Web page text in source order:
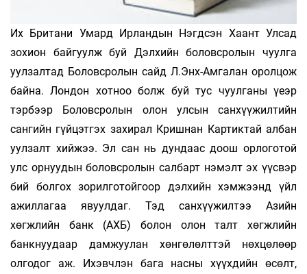
Их Британи Умард Ирландын Нэгдсэн Хаант Улсад
зохион байгуулж буй Дэл­хийн боловсролын чуулга
уулзалтад Бол­овсролын сайд Л.Энх-Амгалан оролцож
байна. Лондон хотноо болж буй тус чуулганы үеэр
тэрбээр Боловсролын олон улсын санхүүжилтийн
сангийн гүйцэтгэх захирал Кришнан Картиктай албан
уулзалт хийжээ. Эл сан нь дундаас доош орлоготой
улс орнуудын боловсролын салбарт нэмэлт эх үүсвэр
бий болгох зорилготойгоор дэлхийн хэмжээнд үйл
ажиллагаа явуулдаг. Тэд санхүүжилтээ Азийн
хөгжлийн банк (АХБ) болон олон талт хөгжлийн
банкнуудаар дам­жуулан хөнгөлөлттэй нөхцөлөөр
олгодог аж. Ихэвчлэн бага насны хүүхдийн өсөлт,